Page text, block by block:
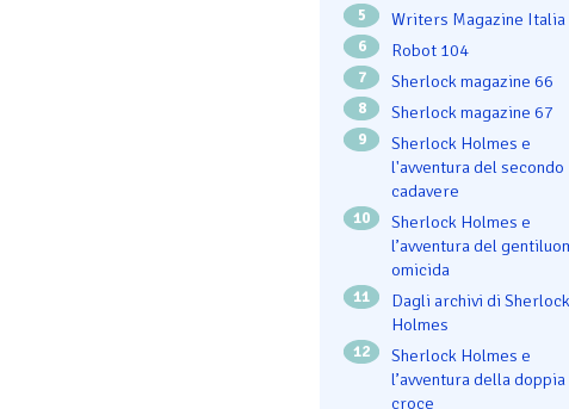
5 Writers Magazine Italia
6 Robot 104
7 Sherlock magazine 66
8 Sherlock magazine 67
9
Sherlock Holmes e
l'avventura del secondo
cadavere
10
Sherlock Holmes e
l’avventura del
omicida
11
Dagli archivi di Sherlock
Holmes
12
Sherlock Holmes e
l’avventura della doppia
croce